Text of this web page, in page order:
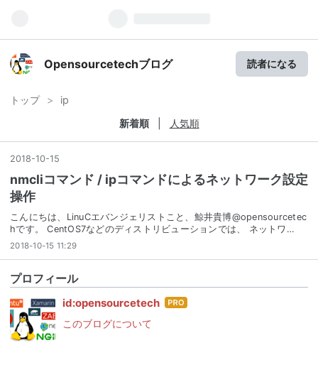
Opensourcetechブログ 読者になる
トップ >
ip
新着順
人気順
2018-10-15
nmcliコマンド / ipコマンドによるネットワーク設定
操作
こんにちは、LinuCエバンジェリストこと、鯨井貴博@opensourcetec
hです。 CentOS7などのディストリビューションでは、 ネットワ…
2018-10-15 11:29
プロフィール
id:opensourcetech はて
このブログについて